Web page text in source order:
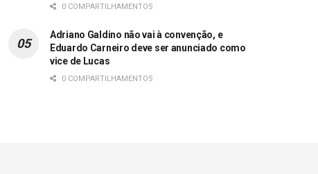
0 COMPARTILHAMENTOS
Adriano Galdino não vai à convenção, e
Eduardo Carneiro deve ser anunciado como
vice de Lucas
0 COMPARTILHAMENTOS